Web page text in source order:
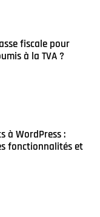
fiscale pour
à la TVA ?
à WordPress :
fonctionnalités et